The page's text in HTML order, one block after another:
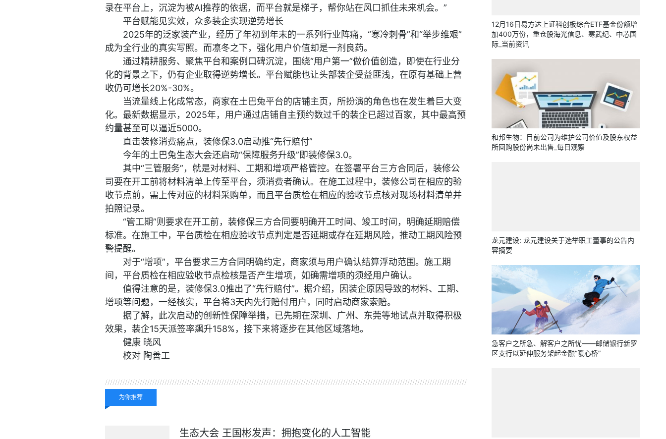
录在平台上，沉淀为被AI推荐的依据，而平台就是梯子，帮你站在风口抓住未来机会。”
平台赋能见实效，众多装企实现逆势增长
2025年的泛家装产业，经历了年初到年末的一系列行业阵痛，“寒冷刺骨”和“举步维艰”
成为全行业的真实写照。而凛冬之下，强化用户价值却是一剂良药。
通过精耕服务、聚焦平台和案例口碑沉淀，围绕“用户第一”做价值创造，即使在行业分
化的背景之下，仍有企业取得逆势增长。平台赋能也让头部装企受益匪浅，在原有基础上营
收仍可增长20%-30%。
当流量线上化成常态，商家在土巴兔平台的店铺主页，所扮演的角色也在发生着巨大变
化。最新数据显示，2025年，用户通过店铺自主预约数过千的装企已超过百家，其中最高预
约量甚至可以逼近5000。
直击装修消费痛点，装修保3.0启动推“先行赔付”
今年的土巴兔生态大会还启动“保障服务升级”即装修保3.0。
其中“三管服务”，就是对材料、工期和增项严格管控。在签署平台三方合同后，装修公
司要在开工前将材料清单上传至平台，须消费者确认。在施工过程中，装修公司在相应的验
收节点前，需上传对应的材料采购单，而且平台质检在相应的验收节点核对现场材料清单并
拍照记录。
“管工期”则要求在开工前，装修保三方合同要明确开工时间、竣工时间，明确延期赔偿
标准。在施工中，平台质检在相应验收节点判定是否延期或存在延期风险，推动工期风险预
警提醒。
对于“增项”，平台要求三方合同明确约定，商家须与用户确认结算浮动范围。施工期
间，平台质检在相应验收节点检核是否产生增项，如确需增项的须经用户确认。
值得注意的是，装修保3.0推出了“先行赔付”。据介绍，因装企原因导致的材料、工期、
增项等问题，一经核实，平台将3天内先行赔付用户，同时启动商家索赔。
据了解，此次启动的创新性保障举措，已先期在深圳、广州、东莞等地试点并取得积极
效果，装企15天派签率飙升158%，接下来将逐步在其他区域落地。
健康 晓风
校对 陶善工
为你推荐
生态大会 王国彬发声：拥抱变化的人工智能
12月16日易方达上证科创板综合ETF基金份额增
加400万份，重仓股海光信息、寒武纪、中芯国
际_当前资讯
和邦生物：目前公司为维护公司价值及股东权益
所回购股份尚未出售_每日观察
龙元建设: 龙元建设关于选举职工董事的公告内
容摘要
急客户之所急、解客户之所忧——邮储银行新罗
区支行以延伸服务架起金融“暖心桥”